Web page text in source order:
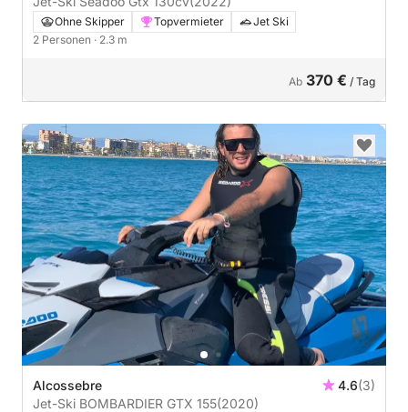
Ohne Skipper Topvermieter
Jet Ski
2 Personen · 2.3 m
Ab 370 € / Tag
Alcossebre 4.6(3)
Jet-Ski BOMBARDIER GTX 155(2020)